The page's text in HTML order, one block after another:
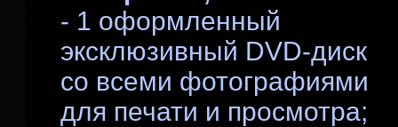
- 1 оформленный
эксклюзивный DVD-диск
со всеми фотографиями
для печати и просмотра;